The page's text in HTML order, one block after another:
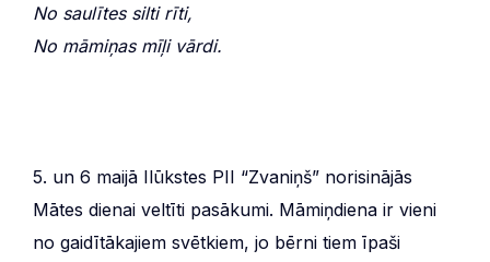
No saulītes silti rīti,
No māmiņas mīļi vārdi.
5. un 6 maijā Ilūkstes PII “Zvaniņš” norisinājās
Mātes dienai veltīti pasākumi. Māmiņdiena ir vieni
no gaidītākajiem svētkiem, jo bērni tiem īpaši